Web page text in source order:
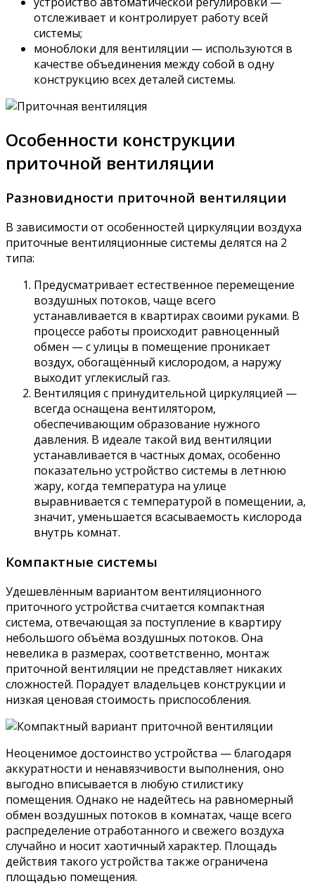
отслеживает и контролирует работу всей
системы;
моноблоки для вентиляции — используются в
качестве объединения между собой в одну
конструкцию всех деталей системы.
Особенности конструкции
приточной вентиляции
Разновидности приточной вентиляции
В зависимости от особенностей циркуляции воздуха
приточные вентиляционные системы делятся на 2
типа:
Предусматривает естественное перемещение
воздушных потоков, чаще всего
устанавливается в квартирах своими руками. В
процессе работы происходит равноценный
обмен — с улицы в помещение проникает
воздух, обогащённый кислородом, а наружу
выходит углекислый газ.
Вентиляция с принудительной циркуляцией —
всегда оснащена вентилятором,
обеспечивающим образование нужного
давления. В идеале такой вид вентиляции
устанавливается в частных домах, особенно
показательно устройство системы в летнюю
жару, когда температура на улице
выравнивается с температурой в помещении, а,
значит, уменьшается всасываемость кислорода
внутрь комнат.
Компактные системы
Удешевлённым вариантом вентиляционного
приточного устройства считается компактная
система, отвечающая за поступление в квартиру
небольшого объёма воздушных потоков. Она
невелика в размерах, соответственно, монтаж
приточной вентиляции не представляет никаких
сложностей. Порадует владельцев конструкции и
низкая ценовая стоимость приспособления.
Неоценимое достоинство устройства — благодаря
аккуратности и ненавязчивости выполнения, оно
выгодно вписывается в любую стилистику
помещения. Однако не надейтесь на равномерный
обмен воздушных потоков в комнатах, чаще всего
распределение отработанного и свежего воздуха
случайно и носит хаотичный характер. Площадь
действия такого устройства также ограничена
площадью помещения.